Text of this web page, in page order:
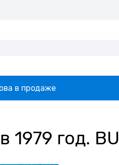
в продаже
1979 год. BU